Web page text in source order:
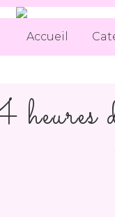
Accueil